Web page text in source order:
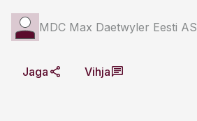
MDC Max Daetwyler Eesti AS
Jaga Vihja